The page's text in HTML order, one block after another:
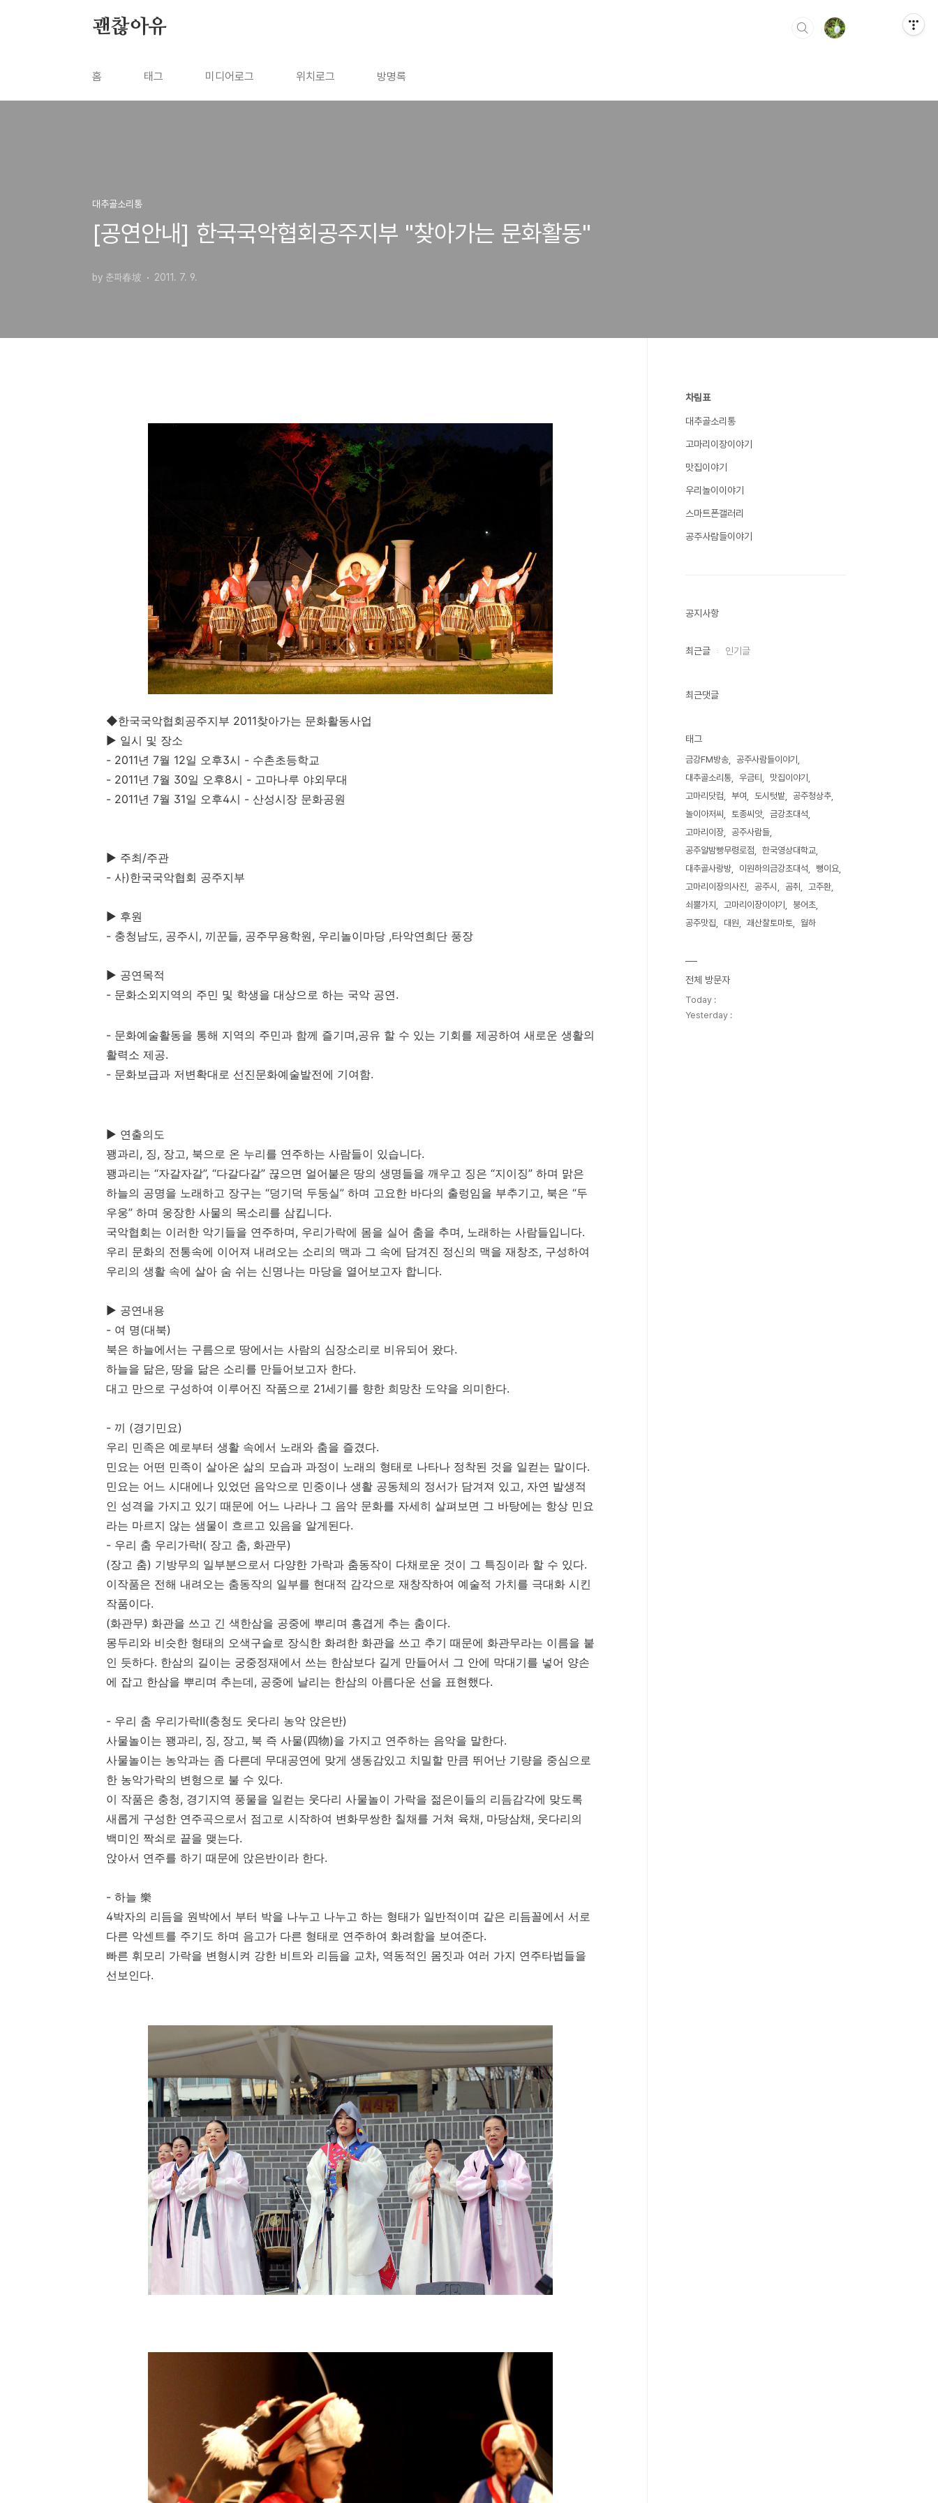
괜찮아유
홈 태그 미디어로그 위치로그 방명록
대추골소리통
[공연안내] 한국국악협회공주지부 "찾아가는 문화활동"
by 춘파春坡 2011. 7. 9.
◆한국국악협회공주지부 2011찾아가는 문화활동사업
▶ 일시 및 장소
- 2011년 7월 12일 오후3시 - 수촌초등학교
- 2011년 7월 30일 오후8시 - 고마나루 야외무대
- 2011년 7월 31일 오후4시 - 산성시장 문화공원
▶ 주최/주관
- 사)한국국악협회 공주지부
▶ 후원
- 충청남도, 공주시, 끼꾼들, 공주무용학원, 우리놀이마당 ,타악연희단 풍장
▶ 공연목적
- 문화소외지역의 주민 및 학생을 대상으로 하는 국악 공연.
- 문화예술활동을 통해 지역의 주민과 함께 즐기며,공유 할 수 있는 기회를 제공하여 새로운 생활의
활력소 제공.
- 문화보급과 저변확대로 선진문화예술발전에 기여함.
▶ 연출의도
꽹과리, 징, 장고, 북으로 온 누리를 연주하는 사람들이 있습니다.
꽹과리는 “자갈자갈”, “다갈다갈” 끊으면 얼어붙은 땅의 생명들을 깨우고 징은 “지이징” 하며 맑은
하늘의 공명을 노래하고 장구는 “덩기덕 두둥실” 하며 고요한 바다의 출렁임을 부추기고, 북은 “두
우웅” 하며 웅장한 사물의 목소리를 삼킵니다.
국악협회는 이러한 악기들을 연주하며, 우리가락에 몸을 실어 춤을 추며, 노래하는 사람들입니다.
우리 문화의 전통속에 이어져 내려오는 소리의 맥과 그 속에 담겨진 정신의 맥을 재창조, 구성하여
우리의 생활 속에 살아 숨 쉬는 신명나는 마당을 열어보고자 합니다.
▶ 공연내용
- 여 명(대북)
북은 하늘에서는 구름으로 땅에서는 사람의 심장소리로 비유되어 왔다.
하늘을 닮은, 땅을 닮은 소리를 만들어보고자 한다.
대고 만으로 구성하여 이루어진 작품으로 21세기를 향한 희망찬 도약을 의미한다.
- 끼 (경기민요)
우리 민족은 예로부터 생활 속에서 노래와 춤을 즐겼다.
민요는 어떤 민족이 살아온 삶의 모습과 과정이 노래의 형태로 나타나 정착된 것을 일컫는 말이다.
민요는 어느 시대에나 있었던 음악으로 민중이나 생활 공동체의 정서가 담겨져 있고, 자연 발생적
인 성격을 가지고 있기 때문에 어느 나라나 그 음악 문화를 자세히 살펴보면 그 바탕에는 항상 민요
라는 마르지 않는 샘물이 흐르고 있음을 알게된다.
- 우리 춤 우리가락Ⅰ( 장고 춤, 화관무)
(장고 춤) 기방무의 일부분으로서 다양한 가락과 춤동작이 다채로운 것이 그 특징이라 할 수 있다.
이작품은 전해 내려오는 춤동작의 일부를 현대적 감각으로 재창작하여 예술적 가치를 극대화 시킨
작품이다.
(화관무) 화관을 쓰고 긴 색한삼을 공중에 뿌리며 흥겹게 추는 춤이다.
몽두리와 비슷한 형태의 오색구슬로 장식한 화려한 화관을 쓰고 추기 때문에 화관무라는 이름을 붙
인 듯하다. 한삼의 길이는 궁중정재에서 쓰는 한삼보다 길게 만들어서 그 안에 막대기를 넣어 양손
에 잡고 한삼을 뿌리며 추는데, 공중에 날리는 한삼의 아름다운 선을 표현했다.
- 우리 춤 우리가락Ⅱ(충청도 웃다리 농악 앉은반)
사물놀이는 꽹과리, 징, 장고, 북 즉 사물(四物)을 가지고 연주하는 음악을 말한다.
사물놀이는 농악과는 좀 다른데 무대공연에 맞게 생동감있고 치밀할 만큼 뛰어난 기량을 중심으로
한 농악가락의 변형으로 불 수 있다.
이 작품은 충청, 경기지역 풍물을 일컫는 웃다리 사물놀이 가락을 젊은이들의 리듬감각에 맞도록
새롭게 구성한 연주곡으로서 점고로 시작하여 변화무쌍한 칠채를 거쳐 육채, 마당삼채, 웃다리의
백미인 짝쇠로 끝을 맺는다.
앉아서 연주를 하기 때문에 앉은반이라 한다.
- 하늘 樂
4박자의 리듬을 원박에서 부터 박을 나누고 나누고 하는 형태가 일반적이며 같은 리듬꼴에서 서로
다른 악센트를 주기도 하며 음고가 다른 형태로 연주하여 화려함을 보여준다.
빠른 휘모리 가락을 변형시켜 강한 비트와 리듬을 교차, 역동적인 몸짓과 여러 가지 연주타법들을
선보인다.
차림표
대추골소리통
고마리이장이야기
맛집이야기
우리놀이이야기
스마트폰갤러리
공주사람들이야기
공지사항
최근글 인기글
최근댓글
태그
금강FM방송
공주사람들이야기
대추골소리통
우금티
맛집이야기
고마리닷컴
부여 도시텃밭
공주청상추
놀이아저씨
토종씨앗
금강초대석
고마리이장
공주사람들
공주알밤빵무령로점
한국영상대학교
대추골사랑방
이원하의금강초대석
뻥이요
고마리이장의사진
공주시 곰취
고주환
쇠뿔가지
고마리이장이야기
붕어초
공주맛집
대원 괘산찰토마토 월하
전체 방문자
Today :
Yesterday :